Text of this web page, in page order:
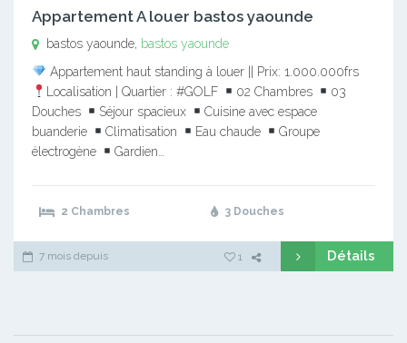
Appartement A louer bastos yaounde
bastos yaounde, bastos yaounde
Appartement haut standing à louer || Prix: 1.000.000frs
Localisation | Quartier : #GOLF
02 Chambres
03
Douches
Séjour spacieux
Cuisine avec espace
buanderie
Climatisation Eau chaude
Groupe
électrogène
Gardien…
2 Chambres 3 Douches
7 mois depuis 1 Détails